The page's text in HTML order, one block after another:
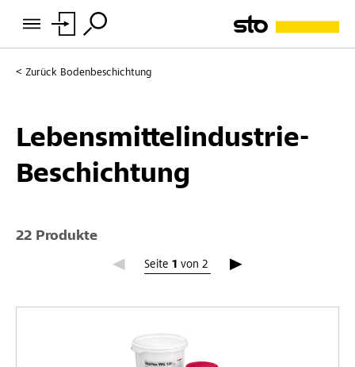
Zurück Bodenbeschichtung
Lebensmittelindustrie-
Beschichtung
22 Produkte
Seite 1 von 2
Seite 1